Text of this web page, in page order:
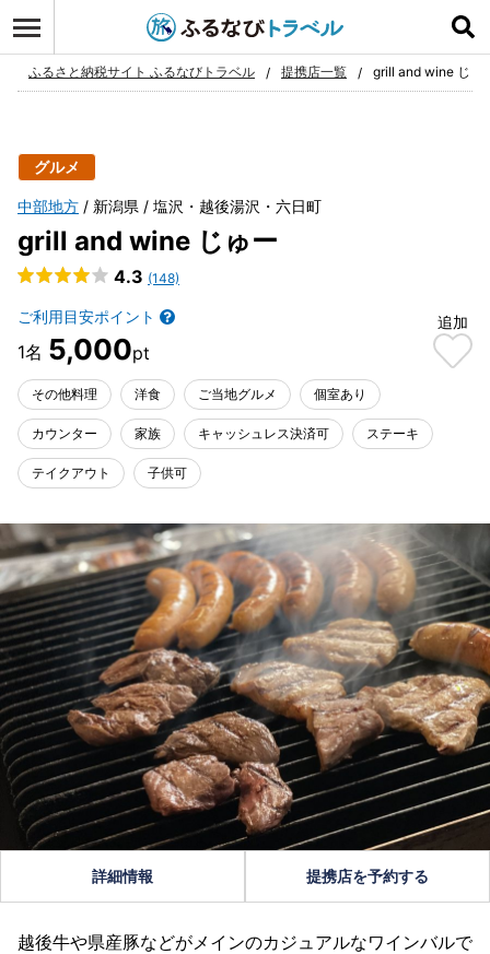
お気に入り
ふるさと納税サイト ふるなびトラベル 提携店一覧 grill and wine じゅ
グルメ
中部地方 新潟県 塩沢・越後湯沢・六日町
grill and wine じゅー
4.3 (148)
ご利用目安ポイント
5,000
追加
その他料理 洋食 ご当地グルメ 個室あり
カウンター 家族 キャッシュレス決済可 ステーキ
テイクアウト 子供可
詳細情報 提携店を予約する
越後牛や県産豚などがメインのカジュアルなワインバルで